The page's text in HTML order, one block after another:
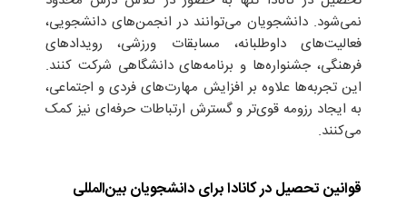
نمی‌شود. دانشجویان می‌توانند در انجمن‌های دانشجویی،
فعالیت‌های داوطلبانه، مسابقات ورزشی، رویدادهای
فرهنگی، جشنواره‌ها و برنامه‌های دانشگاهی شرکت کنند.
این تجربه‌ها علاوه بر افزایش مهارت‌های فردی و اجتماعی،
به ایجاد رزومه قوی‌تر و گسترش ارتباطات حرفه‌ای نیز کمک
می‌کنند.
قوانین تحصیل در کانادا برای دانشجویان بین‌المللی